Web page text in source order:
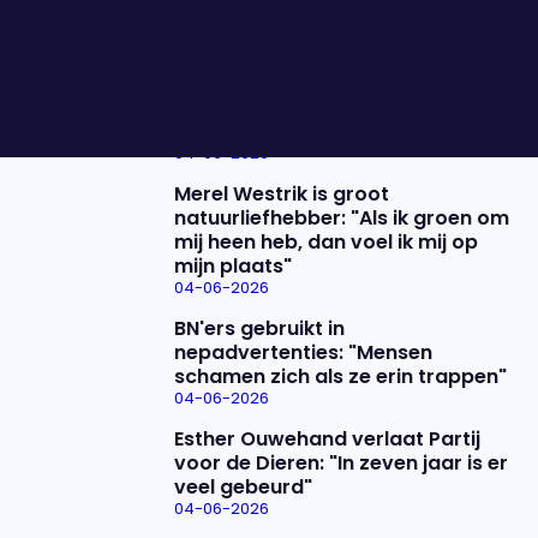
04-06-2026
Merel Westrik is groot
natuurliefhebber: "Als ik groen om
mij heen heb, dan voel ik mij op
mijn plaats"
04-06-2026
BN'ers gebruikt in
nepadvertenties: "Mensen
schamen zich als ze erin trappen"
04-06-2026
Esther Ouwehand verlaat Partij
voor de Dieren: "In zeven jaar is er
veel gebeurd"
04-06-2026